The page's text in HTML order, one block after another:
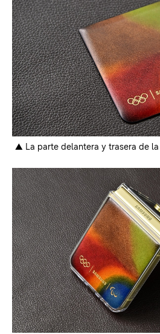
▲ La parte delantera y trasera de